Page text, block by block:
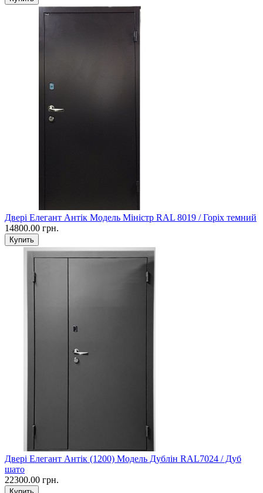
Двері Елегант Антік Модель Міністр RAL 8019 / Горіх темний
14800.00 грн.
Двері Елегант Антік (1200) Модель Дублін RAL7024 / Дуб
шато
22300.00 грн.